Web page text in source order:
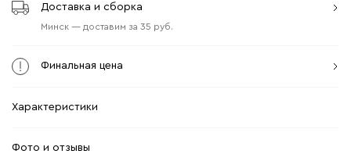
Доставка и сборка
Минск — доставим за 35
Финальная цена
Характеристики
Фото и отзывы